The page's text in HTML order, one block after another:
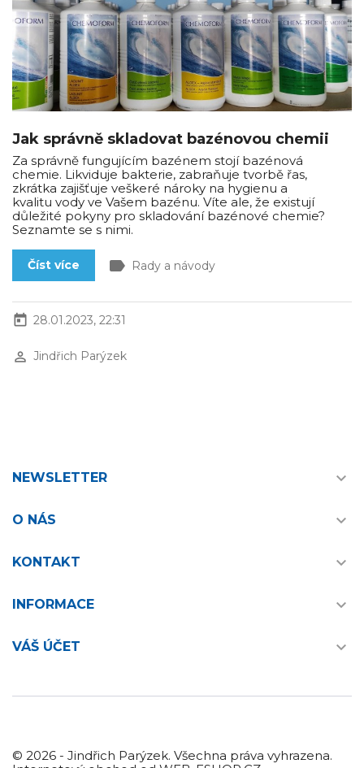
Jak správně skladovat bazénovou chemii
Za správně fungujícím bazénem stojí bazénová
chemie. Likviduje bakterie, zabraňuje tvorbě řas,
zkrátka zajišťuje veškeré nároky na hygienu a
kvalitu vody ve Vašem bazénu. Víte ale, že existují
důležité pokyny pro skladování bazénové chemie?
Seznamte se s nimi.
Číst více label Rady a návody
today 28.01.2023, 22:31
perm_identity Jindřich Parýzek
NEWSLETTER 
O NÁS 
KONTAKT 
INFORMACE 
VÁŠ ÚČET 
© 2026 - Jindřich Parýzek. Všechna práva vyhrazena.